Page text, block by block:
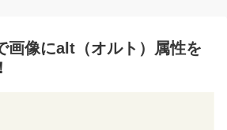
画像にalt（オルト）属性を